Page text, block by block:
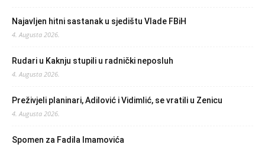
Najavljen hitni sastanak u sjedištu Vlade FBiH
4. Augusta 2026.
Rudari u Kaknju stupili u radnički neposluh
4. Augusta 2026.
Preživjeli planinari, Adilović i Vidimlić, se vratili u Zenicu
4. Augusta 2026.
Spomen za Fadila Imamovića